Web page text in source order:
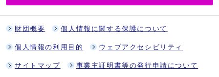
財団概要 個人情報に関する保護について
個人情報の利用目的 ウェブアクセシビリティ
サイトマップ 事業主証明書等の発行申請について